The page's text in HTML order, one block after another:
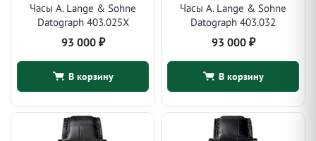
Часы A. Lange & Sohne
Datograph 403.025X
93 000 ₽
В корзину
Часы A. Lange & Sohne
Datograph 403.032
93 000 ₽
В корзину